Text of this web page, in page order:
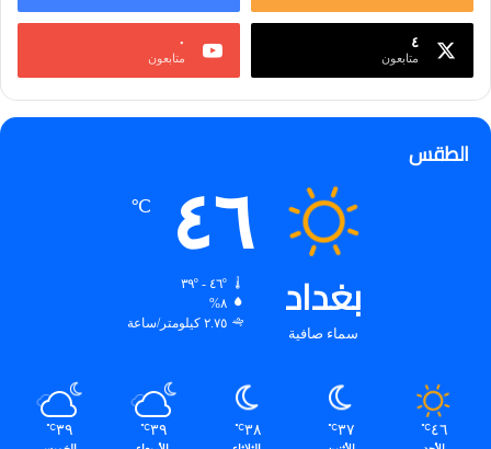
٤
متابعون
٠
متابعون
الطقس
بغداد
سماء صافية
٤٦ ℃
٤٦º - ٣٩º
٨%
٢.٧٥ كيلومتر/ساعة
٤٦℃ ٣٧℃ ٣٨℃ ٣٩℃ ٣٩℃